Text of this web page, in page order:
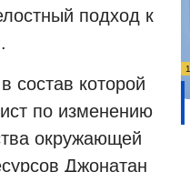
подход к
состав которой
по изменению
окружающей
Джонатан